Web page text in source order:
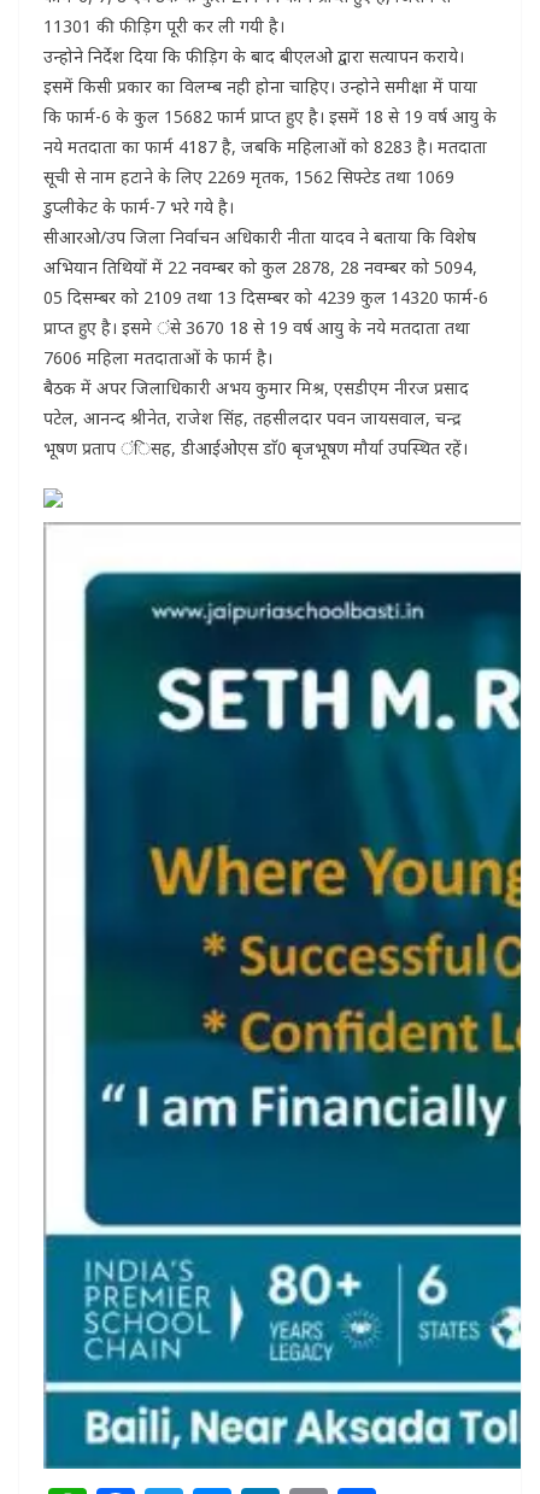
11301 की फीड़िग पूरी कर ली गयी है।
उन्होने निर्देश दिया कि फीड़िग के बाद बीएलओ द्वारा सत्यापन कराये।
इसमें किसी प्रकार का विलम्ब नही होना चाहिए। उन्होने समीक्षा में पाया
कि फार्म-6 के कुल 15682 फार्म प्राप्त हुए है। इसमें 18 से 19 वर्ष आयु के
नये मतदाता का फार्म 4187 है, जबकि महिलाओं को 8283 है। मतदाता
सूची से नाम हटाने के लिए 2269 मृतक, 1562 सिफ्टेड तथा 1069
डुप्लीकेट के फार्म-7 भरे गये है।
सीआरओ/उप जिला निर्वाचन अधिकारी नीता यादव ने बताया कि विशेष
अभियान तिथियों में 22 नवम्बर को कुल 2878, 28 नवम्बर को 5094,
05 दिसम्बर को 2109 तथा 13 दिसम्बर को 4239 कुल 14320 फार्म-6
प्राप्त हुए है। इसमे ंसे 3670 18 से 19 वर्ष आयु के नये मतदाता तथा
7606 महिला मतदाताओं के फार्म है।
बैठक में अपर जिलाधिकारी अभय कुमार मिश्र, एसडीएम नीरज प्रसाद
पटेल, आनन्द श्रीनेत, राजेश सिंह, तहसीलदार पवन जायसवाल, चन्द्र
भूषण प्रताप ंिसह, डीआईओएस डाॅ0 बृजभूषण मौर्या उपस्थित रहें।